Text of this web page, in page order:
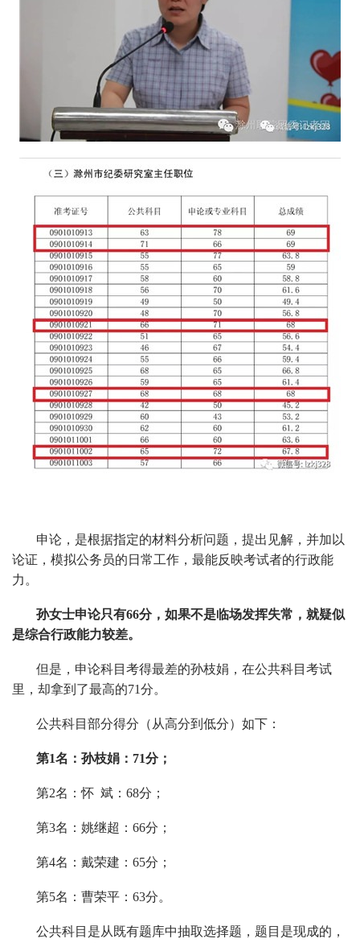
申论，是根据指定的材料分析问题，提出见解，并加以
论证，模拟公务员的日常工作，最能反映考试者的行政能
力。
孙女士申论只有66分，如果不是临场发挥失常，就疑似
是综合行政能力较差。
但是，申论科目考得最差的孙枝娟，在公共科目考试
里，却拿到了最高的71分。
公共科目部分得分（从高分到低分）如下：
第1名：孙枝娟：71分；
第2名：怀 斌：68分；
第3名：姚继超：66分；
第4名：戴荣建：65分；
第5名：曹荣平：63分。
公共科目是从既有题库中抽取选择题，题目是现成的，